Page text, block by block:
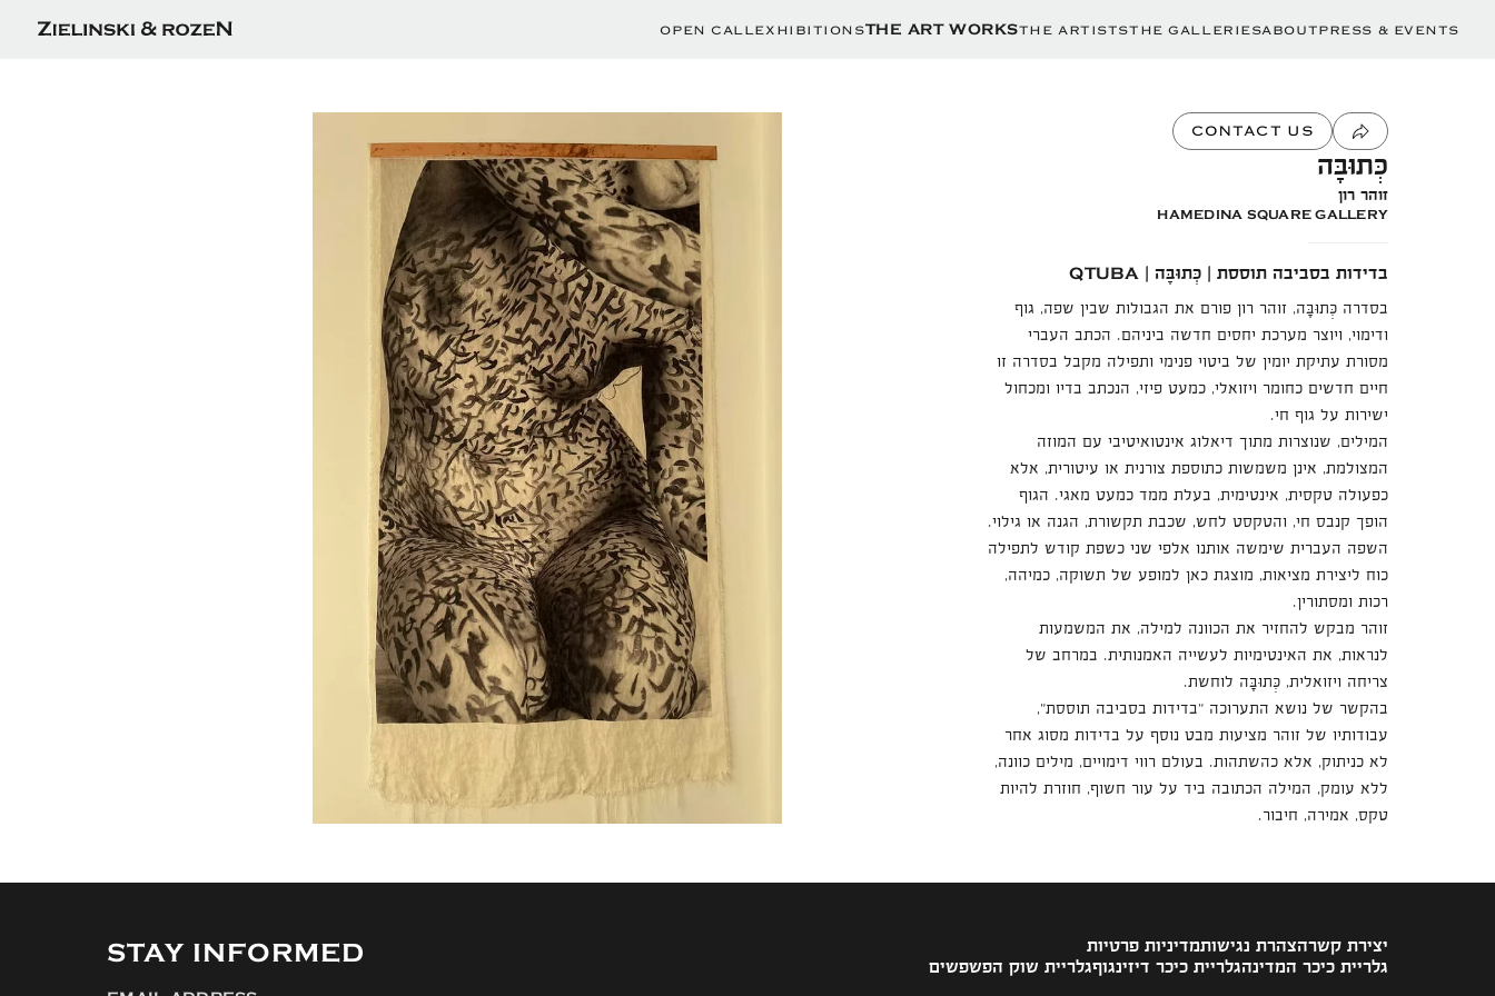
OPEN CALL EXHIBITIONSTHE ART WORKSTHE ARTISTSTHE GALLERIESABOUTPRESS & EVENTS
CONTACT US
כְּתוּבָּה
זוהר רון
HAMEDINA SQUARE GALLERY
בדידות בסביבה תוססת | כְּתוּבָּה | QTUBA
בסדרה כְּתוּבָּה, זוהר רון פורם את הגבולות שבין שפה, גוף
ודימוי, ויוצר מערכת יחסים חדשה ביניהם. הכתב העברי
מסורת עתיקת יומין של ביטוי פנימי ותפילה מקבל בסדרה זו
חיים חדשים כחומר ויזואלי, כמעט פיזי, הנכתב בדיו ומכחול
ישירות על גוף חי.
המילים, שנוצרות מתוך דיאלוג אינטואיטיבי עם המוזה
המצולמת, אינן משמשות כתוספת צורנית או עיטורית, אלא
כפעולה טקסית, אינטימית, בעלת ממד כמעט מאגי. הגוף
הופך קנבס חי, והטקסט לחש, שכבת תקשורת, הגנה או גילוי.
השפה העברית שימשה אותנו אלפי שני כשפת קודש לתפילה
כוח ליצירת מציאות, מוצגת כאן למופע של תשוקה, כמיהה,
רכות ומסתורין.
זוהר מבקש להחזיר את הכוונה למילה, את המשמעות
לנראות, את האינטימיות לעשייה האמנותית. במרחב של
צריחה ויזואלית, כְּתוּבָּה לוחשת.
בהקשר של נושא התערוכה "בדידות בסביבה תוססת",
עבודותיו של זוהר מציעות מבט נוסף על בדידות מסוג אחר
לא כניתוק, אלא כהשתהות. בעולם רווי דימויים, מילים כוונה,
ללא עומק, המילה הכתובה ביד על עור חשוף, חוזרת להיות
טקס, אמירה, חיבור.
STAY INFORMED יצירת קשרהצהרת נגישותמדיניות פרטיות
גלריית כיכר המדינהגלריית כיכר דיזינגוףגלריית שוק הפשפשים